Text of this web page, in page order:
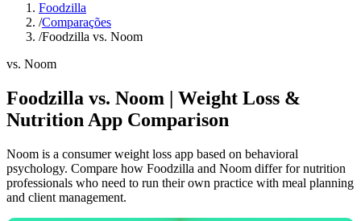
Foodzilla
/Comparações
/Foodzilla vs. Noom
vs. Noom
Foodzilla vs. Noom | Weight Loss &
Nutrition App Comparison
Noom is a consumer weight loss app based on behavioral
psychology. Compare how Foodzilla and Noom differ for nutrition
professionals who need to run their own practice with meal planning
and client management.